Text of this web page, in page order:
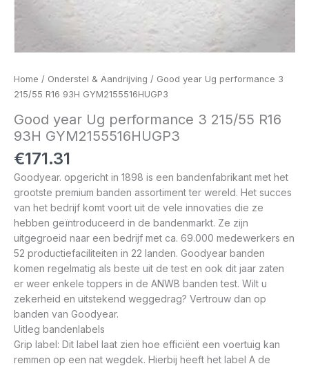
Home / Onderstel & Aandrijving / Good year Ug performance 3
215/55 R16 93H GYM2155516HUGP3
Good year Ug performance 3 215/55 R16
93H GYM2155516HUGP3
€171.31
Goodyear. opgericht in 1898 is een bandenfabrikant met het
grootste premium banden assortiment ter wereld. Het succes
van het bedrijf komt voort uit de vele innovaties die ze
hebben geïntroduceerd in de bandenmarkt. Ze zijn
uitgegroeid naar een bedrijf met ca. 69.000 medewerkers en
52 productiefaciliteiten in 22 landen. Goodyear banden
komen regelmatig als beste uit de test en ook dit jaar zaten
er weer enkele toppers in de ANWB banden test. Wilt u
zekerheid en uitstekend weggedrag? Vertrouw dan op
banden van Goodyear.
Uitleg bandenlabels
Grip label: Dit label laat zien hoe efficiënt een voertuig kan
remmen op een nat wegdek. Hierbij heeft het label A de